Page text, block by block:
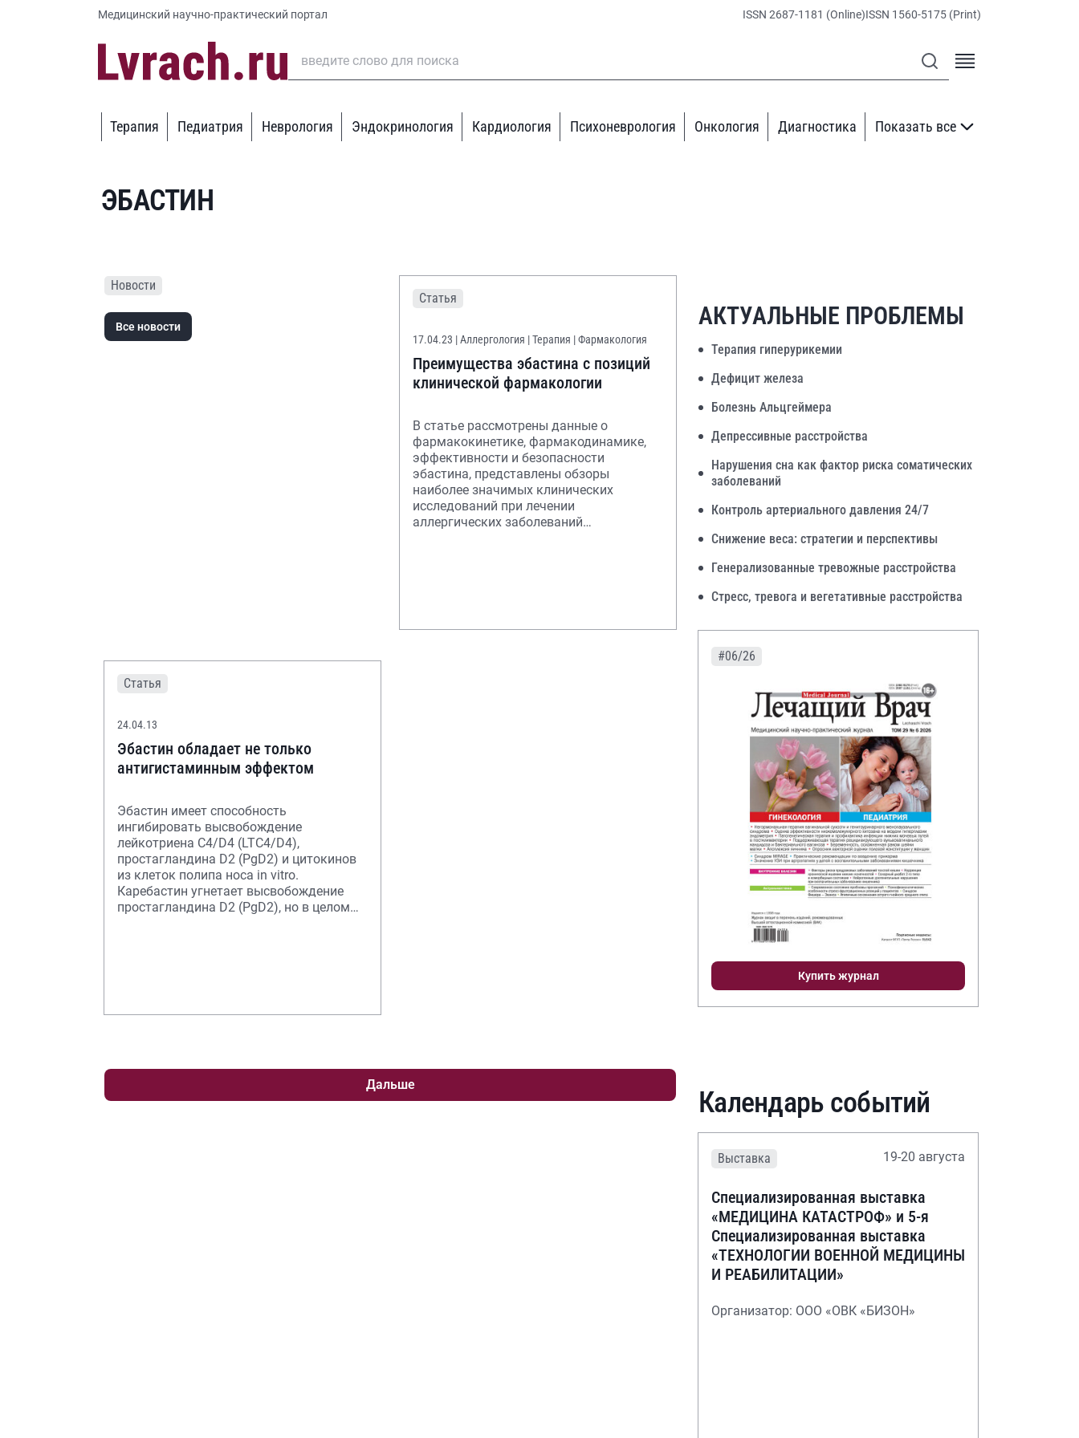
Медицинский научно-практический портал ISSN 2687-1181 (Online)ISSN 1560-5175 (Print)
Терапия Педиатрия Неврология Эндокринология Кардиология Психоневрология Онкология Диагностика Показать все
ЭБАСТИН
Новости
Все новости
Статья
17.04.23 | Аллергология | Терапия | Фармакология
Преимущества эбастина с позиций
клинической фармакологии
В статье рассмотрены данные о
фармакокинетике, фармакодинамике,
эффективности и безопасности
эбастина, представлены обзоры
наиболее значимых клинических
исследований при лечении
аллергических заболеваний
Статья
24.04.13
Эбастин обладает не только
антигистаминным эффектом
Эбастин имеет способность
ингибировать высвобождение
лейкотриена C4/D4 (LTC4/D4),
простагландина D2 (PgD2) и цитокинов
из клеток полипа носа in vitro.
Каребастин угнетает высвобождение
простагландина D2 (PgD2), но в целом
Дальше
АКТУАЛЬНЫЕ ПРОБЛЕМЫ
Терапия гиперурикемии
Дефицит железа
Болезнь Альцгеймера
Депрессивные расстройства
Нарушения сна как фактор риска соматических
заболеваний
Контроль артериального давления 24/7
Снижение веса: стратегии и перспективы
Генерализованные тревожные расстройства
Стресс, тревога и вегетативные расстройства
#06/26
Купить журнал
Календарь событий
Выставка 19-20 августа
Специализированная выставка
«МЕДИЦИНА КАТАСТРОФ» и 5-я
Специализированная выставка
«ТЕХНОЛОГИИ ВОЕННОЙ МЕДИЦИНЫ
И РЕАБИЛИТАЦИИ»
Организатор: ООО «ОВК «БИЗОН»